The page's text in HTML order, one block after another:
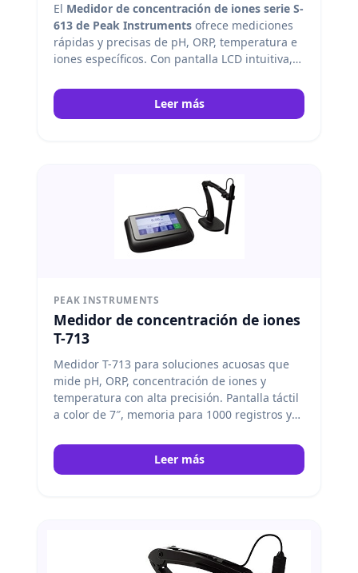
El Medidor de concentración de iones serie S-
613 de Peak Instruments ofrece mediciones
rápidas y precisas de pH, ORP, temperatura e
iones específicos. Con pantalla LCD intuitiva,
Bluetooth, es la herramienta ideal para
análisis en laboratorio, industria y control de
Leer más
PEAK INSTRUMENTS
Medidor de concentración de iones
T-713
Medidor T-713 para soluciones acuosas que
mide pH, ORP, concentración de iones y
temperatura con alta precisión. Pantalla táctil
a color de 7″, memoria para 1000 registros y
Leer más